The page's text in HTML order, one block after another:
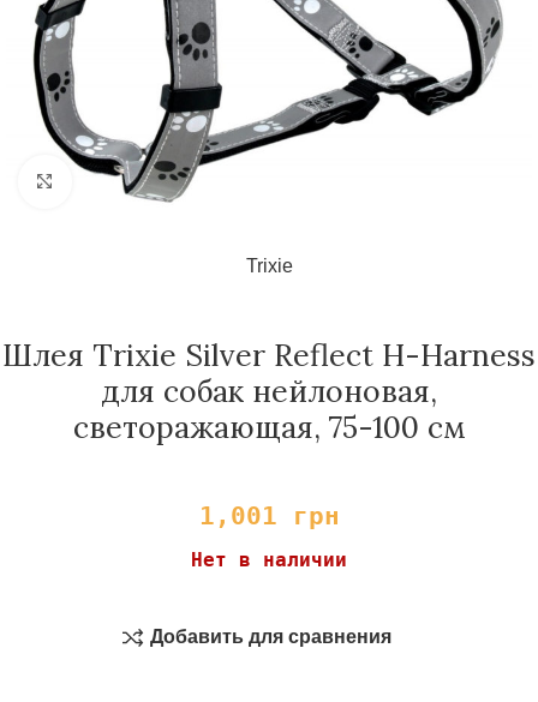
Нажмите, чтобы увеличить
Trixie
Шлея Trixie Silver Reflect H-Harness
для собак нейлоновая,
светоражающая, 75-100 см
1,001 грн
Нет в наличии
Добавить для сравнения